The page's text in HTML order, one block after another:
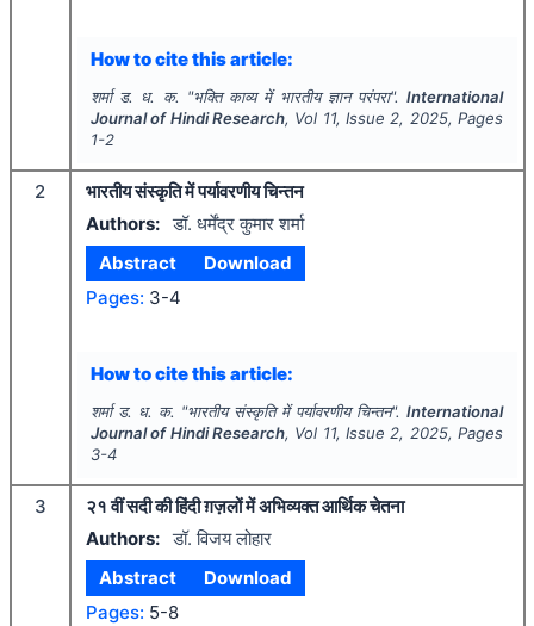
How to cite this article:
शर्मा ड. ध. क. "भक्ति काव्य में भारतीय ज्ञान परंपरा".International
Journal of Hindi Research, Vol 11, Issue 2, 2025, Pages
1-2
2
भारतीय संस्कृति में पर्यावरणीय चिन्तन
Authors: डॉ. धर्मेंद्र कुमार शर्मा
Abstract
Download
Pages: 3-4
How to cite this article:
शर्मा ड. ध. क. "भारतीय संस्कृति में पर्यावरणीय चिन्तन".International
Journal of Hindi Research, Vol 11, Issue 2, 2025, Pages
3-4
3
२१ वीं सदी की हिंदी ग़ज़लों में अभिव्यक्त आर्थिक चेतना
Authors: डॉ. विजय लोहार
Abstract
Download
Pages: 5-8